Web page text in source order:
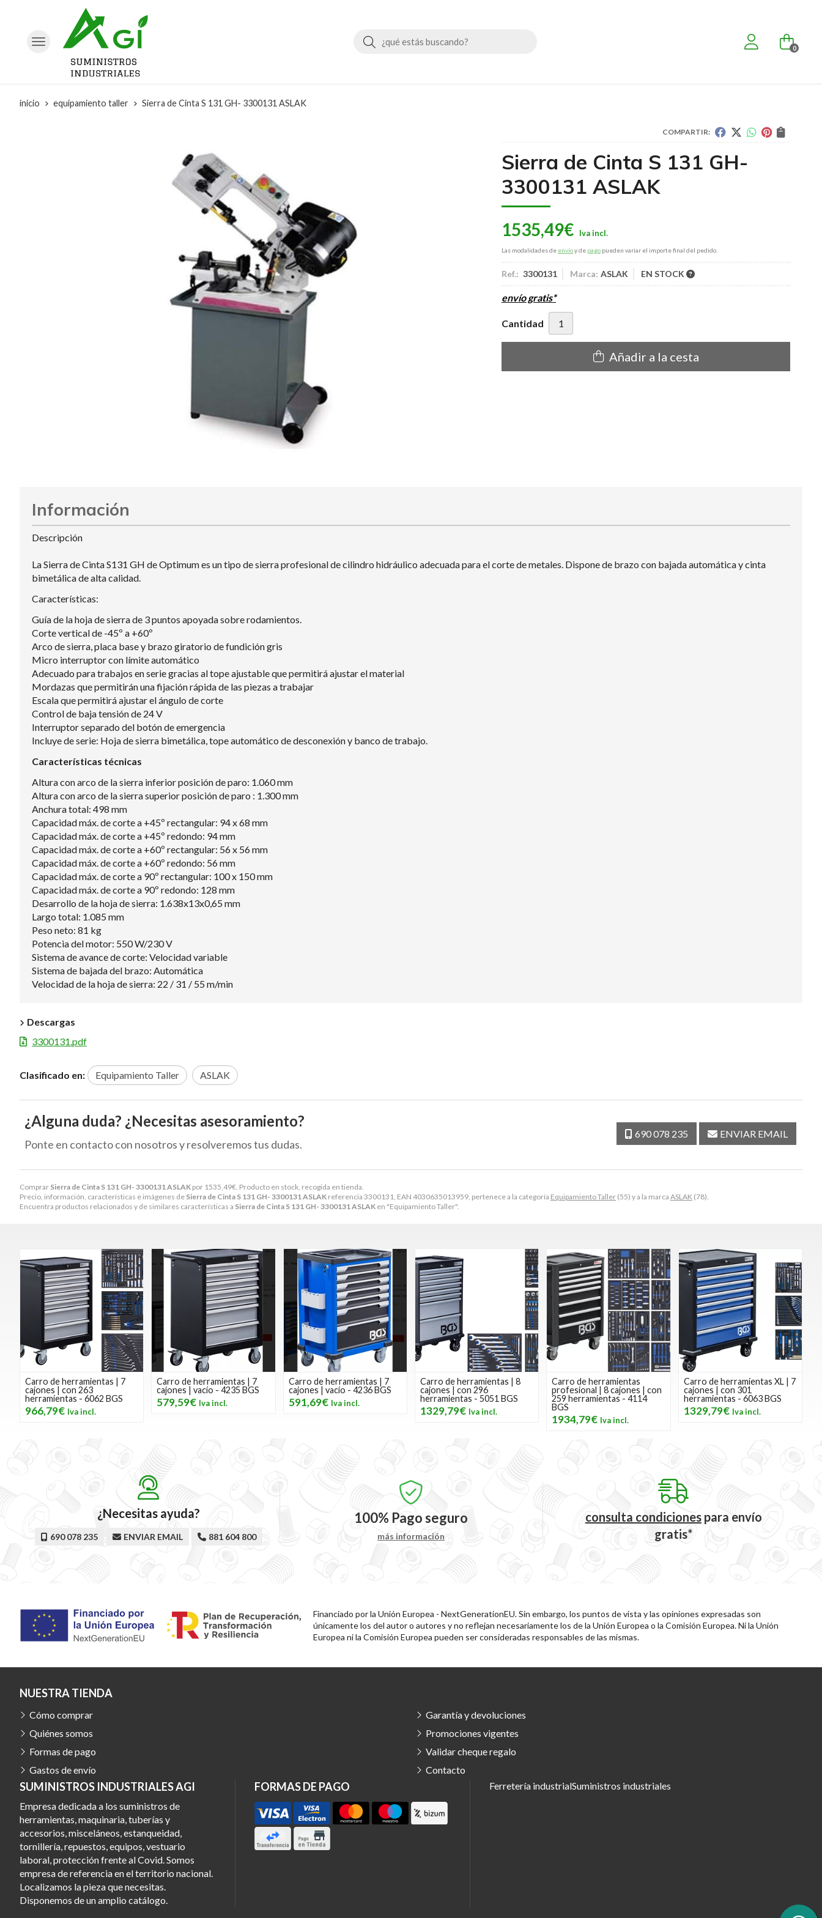
Buscar 0
inicio equipamiento taller Sierra de Cinta S 131 GH- 3300131 ASLAK
COMPARTIR:
Sierra de Cinta S 131 GH-
3300131 ASLAK
1535,49€
Las modalidades de envíoy de pago pueden variar el importe final del pedido.
Ref.: 3300131 Marca: ASLAK EN STOCK
envío gratis*
Cantidad
Añadir a la cesta
Comprar Sierra de Cinta S 131 GH- 3300131 ASLAK por 1535,49€ . Producto en stock, recogida en tienda.
Precio, información, características e imágenes de Sierra de Cinta S 131 GH- 3300131 ASLAK referencia 3300131, EAN 4030635013959, pertenece a la categoría Equipamiento Taller (55) y a la marca ASLAK (78).
Encuentra productos relacionados y de similares características a Sierra de Cinta S 131 GH- 3300131 ASLAK en "Equipamiento Taller".
Información
Descripción
La Sierra de Cinta S131 GH de Optimum es un tipo de sierra profesional de cilindro hidráulico adecuada para el corte de metales. Dispone de brazo con bajada automática y cinta
bimetálica de alta calidad.
Características:
Guía de la hoja de sierra de 3 puntos apoyada sobre rodamientos.
Corte vertical de -45º a +60º
Arco de sierra, placa base y brazo giratorio de fundición gris
Micro interruptor con límite automático
Adecuado para trabajos en serie gracias al tope ajustable que permitirá ajustar el material
Mordazas que permitirán una fijación rápida de las piezas a trabajar
Escala que permitirá ajustar el ángulo de corte
Control de baja tensión de 24 V
Interruptor separado del botón de emergencia
Incluye de serie: Hoja de sierra bimetálica, tope automático de desconexión y banco de trabajo.
Características técnicas
Altura con arco de la sierra inferior posición de paro: 1.060 mm
Altura con arco de la sierra superior posición de paro : 1.300 mm
Anchura total: 498 mm
Capacidad máx. de corte a +45º rectangular: 94 x 68 mm
Capacidad máx. de corte a +45º redondo: 94 mm
Capacidad máx. de corte a +60º rectangular: 56 x 56 mm
Capacidad máx. de corte a +60º redondo: 56 mm
Capacidad máx. de corte a 90º rectangular: 100 x 150 mm
Capacidad máx. de corte a 90º redondo: 128 mm
Desarrollo de la hoja de sierra: 1.638x13x0,65 mm
Largo total: 1.085 mm
Peso neto: 81 kg
Potencia del motor: 550 W/230 V
Sistema de avance de corte: Velocidad variable
Sistema de bajada del brazo: Automática
Velocidad de la hoja de sierra: 22 / 31 / 55 m/min
Descargas
3300131.pdf
Clasificado en: Equipamiento Taller ASLAK
¿Alguna duda? ¿Necesitas asesoramiento?
Ponte en contacto con nosotros y resolveremos tus dudas.
690 078 235 ENVIAR EMAIL
Carro de herramientas | 7
cajones | con 263
herramientas - 6062 BGS
966,79€
Carro de herramientas | 7
cajones | vacío - 4235 BGS
579,59€
Carro de herramientas | 7
cajones | vacío - 4236 BGS
591,69€
Carro de herramientas | 8
cajones | con 296
herramientas - 5051 BGS
1329,79€
Carro de herramientas
profesional | 8 cajones | con
259 herramientas - 4114
BGS
1934,79€
Carro de herramientas XL | 7
cajones | con 301
herramientas - 6063 BGS
1329,79€
¿Necesitas ayuda?
690 078 235 ENVIAR EMAIL 881 604 800
100% Pago seguro
más información
consulta condicionespara envío
gratis*
Financiado por la Unión Europea - NextGenerationEU. Sin embargo, los puntos de vista y las opiniones expresadas son
únicamente los del autor o autores y no reflejan necesariamente los de la Unión Europea o la Comisión Europea. Ni la Unión
Europea ni la Comisión Europea pueden ser consideradas responsables de las mismas.
SUMINISTROS INDUSTRIALES AGI
Empresa dedicada a los suministros de
herramientas, maquinaria, tuberías y
accesorios, misceláneos, estanqueidad,
tornillería, repuestos, equipos, vestuario
laboral, protección frente al Covid. Somos
empresa de referencia en el territorio nacional.
Localizamos la pieza que necesitas.
Disponemos de un amplio catálogo.
FORMAS DE PAGO
NUESTRA TIENDA
Cómo comprar
Quiénes somos
Formas de pago
Gastos de envío
Garantía y devoluciones
Promociones vigentes
Validar cheque regalo
Contacto
Ferretería industrialSuministros industriales